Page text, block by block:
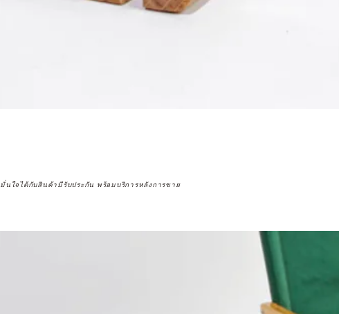
มั่นใจได้กับสินค้ามีรับประกัน พร้อมบริการหลังการขาย